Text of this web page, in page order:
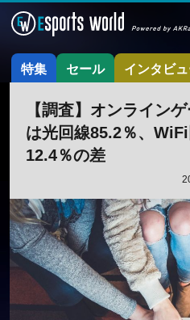
特集 セール インタビ
【調査】オンライン
は光回線85.2％、
12.4％の差